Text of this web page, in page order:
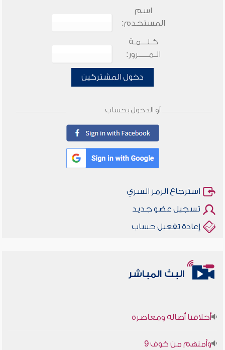
اسم
المستخدم:
كـلـــمـة
الـمـــــرور:
دخول المشتركين
أو الدخول بحساب
استرجاع الرمز السري
تسجيل عضو جديد
إعادة تفعيل حساب
البث المباشر
أخلاقنا أصالة ومعاصرة
وأمنهم من خوف 9